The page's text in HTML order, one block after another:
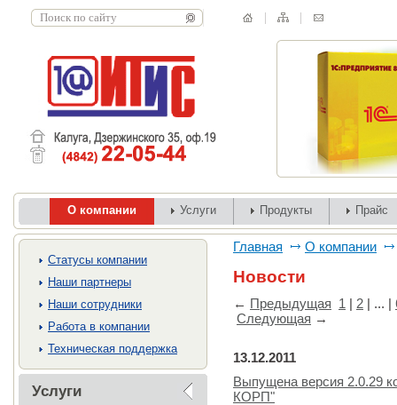
О компании Услуги Продукты Прайс
Cтатусы компании
Наши партнеры
Наши сотрудники
Работа в компании
Техническая поддержка
Услуги
Главная О компании
Новости
← Предыдущая 1 | 2 | ... |
Следующая →
13.12.2011
Выпущена версия 2.0.29
КОРП"